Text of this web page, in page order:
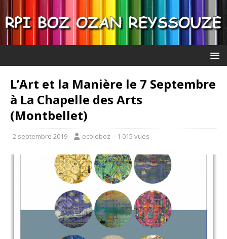
L’Art et la Manière le 7 Septembre
à La Chapelle des Arts
(Montbellet)
2 septembre 2019 ecoleboz 1 015 vues